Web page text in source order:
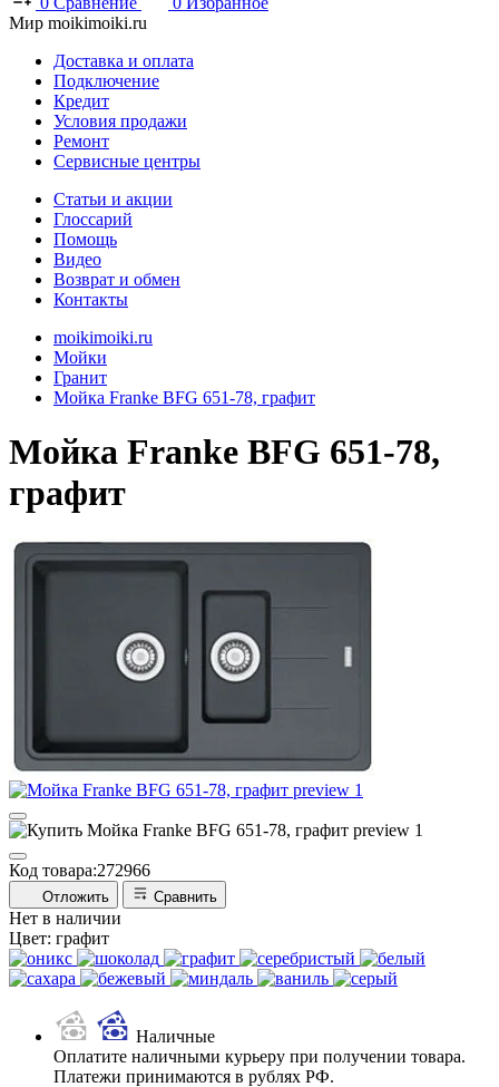
Мир moikimoiki.ru
Доставка и оплата
Подключение
Кредит
Условия продажи
Ремонт
Сервисные центры
Статьи и акции
Глоссарий
Помощь
Видео
Возврат и обмен
Контакты
moikimoiki.ru
Мойки
Гранит
Мойка Franke BFG 651-78, графит
Мойка Franke BFG 651-78,
графит
Код товара:272966
Отложить Сравнить
Нет в наличии
Цвет: графит
Наличные
Оплатите наличными курьеру при получении товара.
Платежи принимаются в рублях РФ.